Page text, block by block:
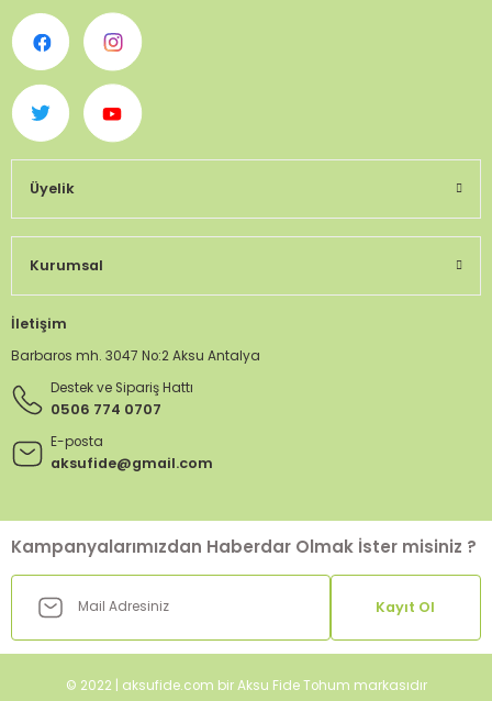
Üyelik
Kurumsal
İletişim
Barbaros mh. 3047 No:2 Aksu Antalya
Destek ve Sipariş Hattı
0506 774 0707
E-posta
aksufide@gmail.com
Kampanyalarımızdan Haberdar Olmak İster misiniz ?
Kayıt Ol
© 2022 | aksufide.com bir Aksu Fide Tohum markasıdır